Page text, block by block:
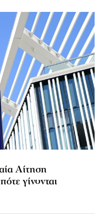
Αίτηση
γίνονται